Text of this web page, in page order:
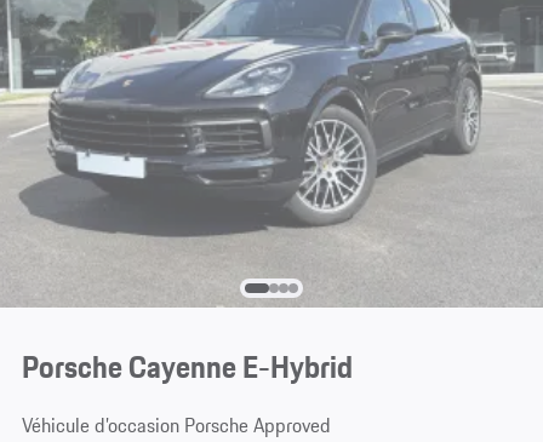
Porsche Cayenne E-Hybrid
Véhicule d’occasion Porsche Approved